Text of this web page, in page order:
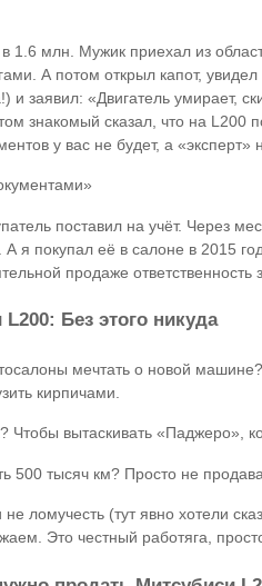
1.6 млн. Мужик приехал из
А потом открыл капот,
и заявил: «Двигатель умирает,
знакомый сказал, что на L200
у вас не будет, а «эксперт»
поставил на учёт. Через
я покупал её в салоне в 2015
продаже ответственность
Без этого никуда
мечтать о новой
кирпичами.
Чтобы вытаскивать «Паджеро»,
500 тысяч км? Просто не
не ломучесть (тут явно хотели
Это честный работяга,